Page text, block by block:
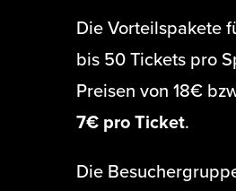
Die Vorteilspakete
bis 50 Tickets pro
Preisen von 18€
7€ pro Ticket.
Die